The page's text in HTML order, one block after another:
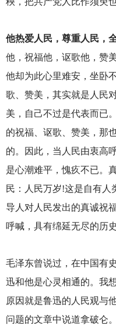
他热爱人民，尊重人民，
他，祝福他，讴歌他，赞
他却为此心里难安，坐卧
歌、赞美，其实就是人民
美，自己不过是代表而已
的祝福、讴歌、赞美，那
的。因此，当人民由衷高
是心潮难平，愧疚不已。
民：人民万岁!这是自有人
导人对人民发出的真诚祝
呼喊，具有绵延无尽的历
毛泽东曾说过，在中国有
迅和他是心灵相通的。我
原因就是鲁迅的人民观与
问题的文章中说道拿破仑